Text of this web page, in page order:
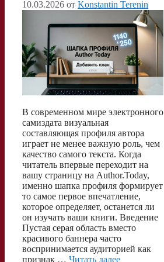
10.03.2026 от Konstantin Terenin
В современном мире электронного
самиздата визуальная
составляющая профиля автора
играет не менее важную роль, чем
качество самого текста. Когда
читатель впервые переходит на
вашу страницу на Author.Today,
именно шапка профиля формирует
то самое первое впечатление,
которое определяет, останется ли
он изучать ваши книги. Введение
Пустая серая область вместо
красивого баннера часто
воспринимается аудиторией как
признак … Читать далее